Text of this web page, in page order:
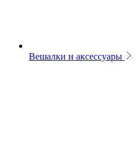
Вешалки и аксессуары